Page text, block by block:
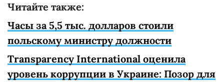
Читайте также:
Часы за 5,5 тыс. долларов стоили
польскому министру должности
Transparency International оценила
уровень коррупции в Украине: Позор для